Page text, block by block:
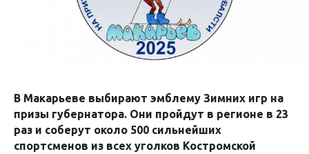
В Макарьеве выбирают эмблему Зимних игр на
призы губернатора. Они пройдут в регионе в 23
раз и соберут около 500 сильнейших
спортсменов из всех уголков Костромской